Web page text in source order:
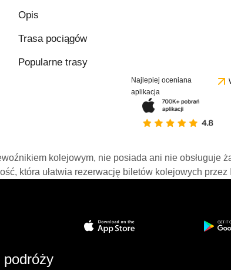
Opis
Trasa pociągów
Popularne trasy
Najlepiej oceniana
aplikacja
kolejowym, nie posiada ani nie obsługuje
która ułatwia rezerwację biletów kolejowych przez
podróży